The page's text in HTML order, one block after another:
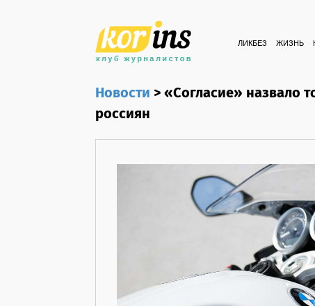
ЛИКБЕЗ ЖИЗНЬ
Новости>«Согласие» назвало
россиян